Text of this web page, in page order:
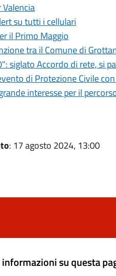
su tutti i cellulari
il Primo Maggio
tra il Comune di
siglato Accordo di rete, si
di Protezione Civile
interesse per il
: 17 agosto 2024, 13:00
su questa